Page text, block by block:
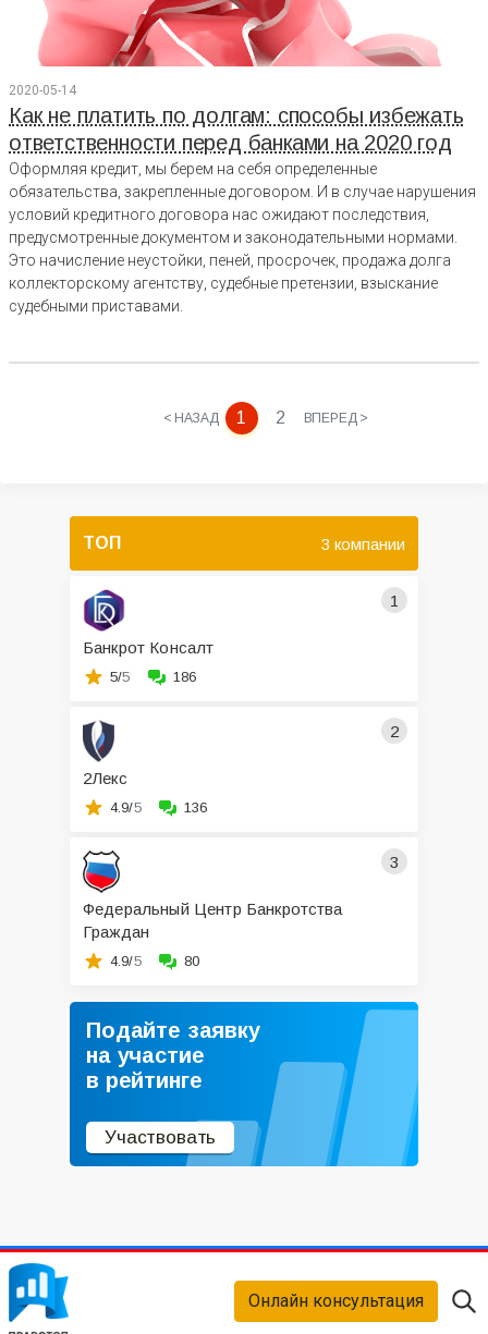
2020-05-14
Как не платить по долгам: способы избежать
ответственности перед банками на 2020 год
Оформляя кредит, мы берем на себя определенные
обязательства, закрепленные договором. И в случае нарушения
условий кредитного договора нас ожидают последствия,
предусмотренные документом и законодательными нормами.
Это начисление неустойки, пеней, просрочек, продажа долга
коллекторскому агентству, судебные претензии, взыскание
судебными приставами.
< НАЗАД 1 2 ВПЕРЕД >
ТОП 3 компании
1
Банкрот Консалт
5/5 186
2
2Лекс
4.9/5 136
3
Федеральный Центр Банкротства
Граждан
4.9/5 80
Подайте заявку
на участие
в рейтинге
Участвовать
Онлайн консультация